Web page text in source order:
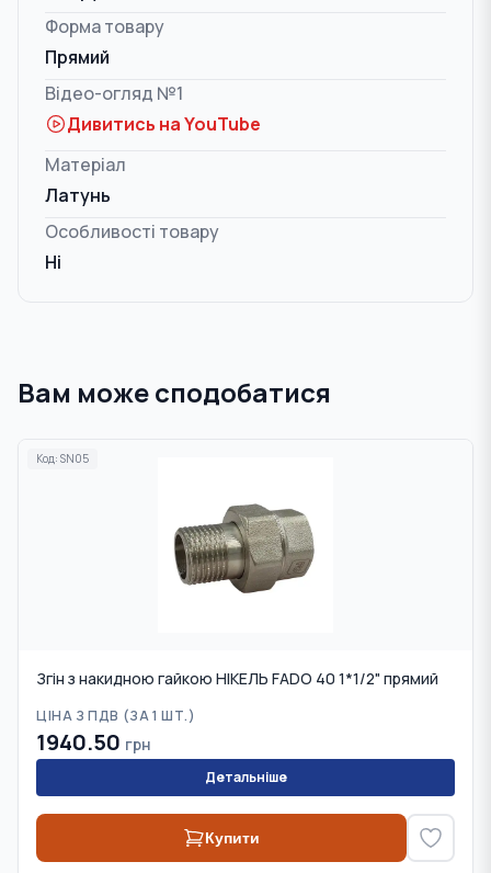
Форма товару
Прямий
Відео-огляд №1
Дивитись на YouTube
Матеріал
Латунь
Особливості товару
Ні
Вам може сподобатися
Код: SN05
Згін з накидною гайкою НІКЕЛЬ FADO 40 1*1/2" прямий
ЦІНА З ПДВ (ЗА 1 ШТ.)
1940.50 грн
Детальніше
Купити